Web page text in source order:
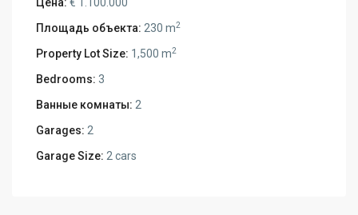
Площадь объекта: 230 m2
Property Lot Size: 1,500 m2
Bedrooms: 3
Ванные комнаты: 2
Garages: 2
Garage Size: 2 cars